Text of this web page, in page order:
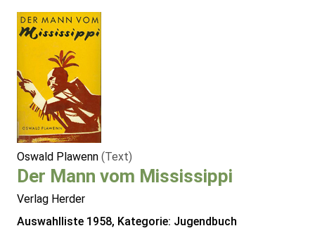
Oswald Plawenn (Text)
Der Mann vom Mississippi
Verlag Herder
Auswahlliste 1958, Kategorie: Jugendbuch